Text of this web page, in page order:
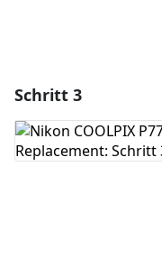
Schritt 3